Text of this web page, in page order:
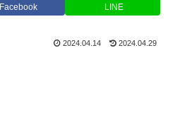
Facebook LINE
2024.04.14 2024.04.29